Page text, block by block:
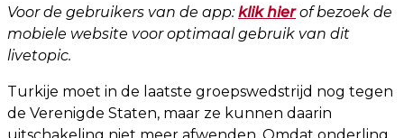
Voor de gebruikers van de app:klik hierof bezoek de
mobiele website voor optimaal gebruik van dit
livetopic.
Turkije moet in de laatste groepswedstrijd nog tegen
de Verenigde Staten, maar ze kunnen daarin
uitschakeling niet meer afwenden. Omdat onderling